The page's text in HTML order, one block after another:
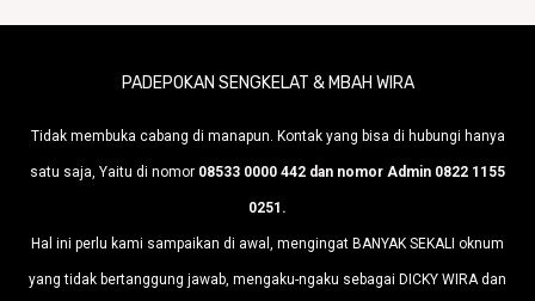
PADEPOKAN SENGKELAT & MBAH WIRA
Tidak membuka cabang di manapun. Kontak yang bisa di hubungi hanya
satu saja, Yaitu di nomor 08533 0000 442 dan nomor Admin 0822 1155
0251.
Hal ini perlu kami sampaikan di awal, mengingat BANYAK SEKALI oknum
yang tidak bertanggung jawab, mengaku-ngaku sebagai DICKY WIRA dan